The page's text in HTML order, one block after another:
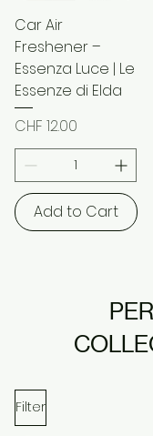
Car Air
Freshener –
Essenza Luce | Le
Essenze di Elda
Price
CHF 12.00
Add to Cart
Filter